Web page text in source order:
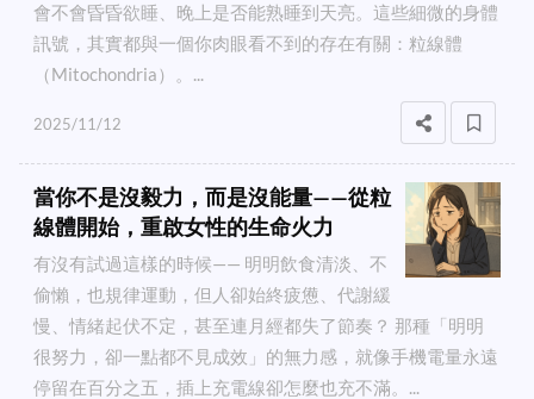
會不會昏昏欲睡、晚上是否能熟睡到天亮。這些細微的身體
訊號，其實都與一個你肉眼看不到的存在有關：粒線體
（Mitochondria）。...
2025/11/12
當你不是沒毅力，而是沒能量——從粒
線體開始，重啟女性的生命火力
有沒有試過這樣的時候—— 明明飲食清淡、不
偷懶，也規律運動，但人卻始終疲憊、代謝緩
慢、情緒起伏不定，甚至連月經都失了節奏？ 那種「明明
很努力，卻一點都不見成效」的無力感，就像手機電量永遠
停留在百分之五，插上充電線卻怎麼也充不滿。...